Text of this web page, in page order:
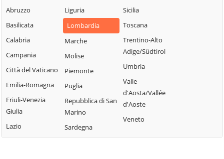
Bubbiano
Buccinasco
Buscate
Bussero
Busto Garolfo
Calvignasco
Cambiago
Canegrate
Carpiano
Locate di Triulzi
Magenta
Magnago
Marcallo con
Casone
Masate
Mediglia
Melegnano
Melzo
Milanese
San Giorgio su
Legnano
San Giuliano
Olona
San Zenone al
Ticino
Abruzzo
Basilicata
Calabria
Campania
Città del Vaticano
Emilia-Romagna
Friuli-Venezia
Giulia
Lazio
Liguria
Lombardia
Marche
Molise
Piemonte
Puglia
Repubblica di San
Marino
Sardegna
Sicilia
Toscana
Trentino-Alto
Adige/Südtirol
Umbria
Valle
d'Aosta/Vallée
d'Aoste
Veneto